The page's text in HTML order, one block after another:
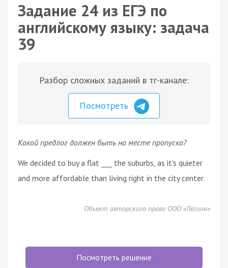
Задание 24 из ЕГЭ по
английскому языку: задача
39
Разбор сложных заданий в тг-канале:
Посмотреть
Какой предлог должен быть на месте пропуска?
We decided to buy a flat ___ the suburbs, as it's quieter
and more affordable than living right in the city center.
Объект авторского права ООО «Легион»
Посмотреть решение